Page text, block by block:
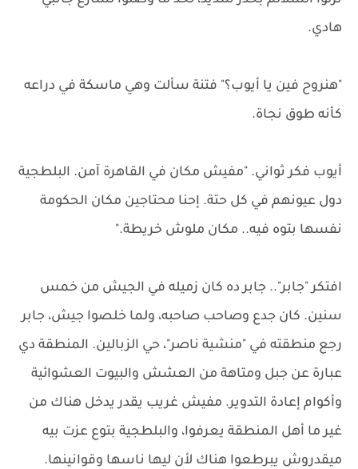
هادي.
"هنروح فين يا أيوب؟" فتنة سألت وهي ماسكة في دراعه
كأنه طوق نجاة.
أيوب فكر ثواني. "مفيش مكان في القاهرة آمن. البلطجية
دول عيونهم في كل حتة. إحنا محتاجين مكان الحكومة
نفسها بتوه فيه.. مكان ملوش خريطة."
افتكر "جابر".. جابر ده كان زميله في الجيش من خمس
سنين. كان جدع وصاحب صاحبه، ولما خلصوا جيش، جابر
رجع منطقته في "منشية ناصر"، حي الزبالين. المنطقة دي
عبارة عن جبل ومتاهة من العشش والبيوت العشوائية
وأكوام إعادة التدوير. مفيش غريب يقدر يدخل هناك من
غير ما أهل المنطقة يعرفوا، والبلطجية بتوع عزت بيه
ميقدروش يبرطعوا هناك لأن ليها ناسها وقوانينها.